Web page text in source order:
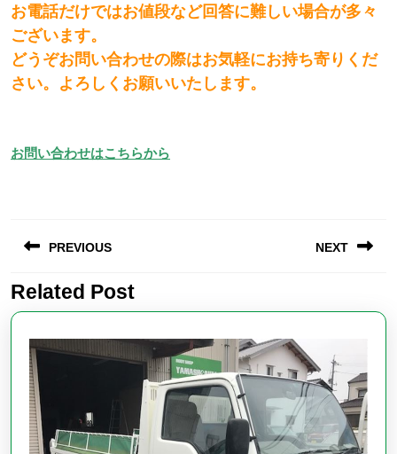
お電話だけではお値段など回答に難しい場合が多々
ございます。
どうぞお問い合わせの際はお気軽にお持ち寄りくだ
さい。よろしくお願いいたします。
お問い合わせはこちらから
稿
ナ
ビ
ゲ
ー
シ
ョ
ン
PREVIOUS
Previous
post:
NEXT
post:
Related Post